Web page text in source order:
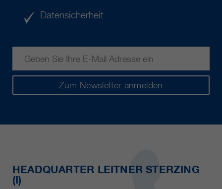
Zum Newsletter anmelden
Datensicherheit
HEADQUARTER LEITNER STERZING
(I)